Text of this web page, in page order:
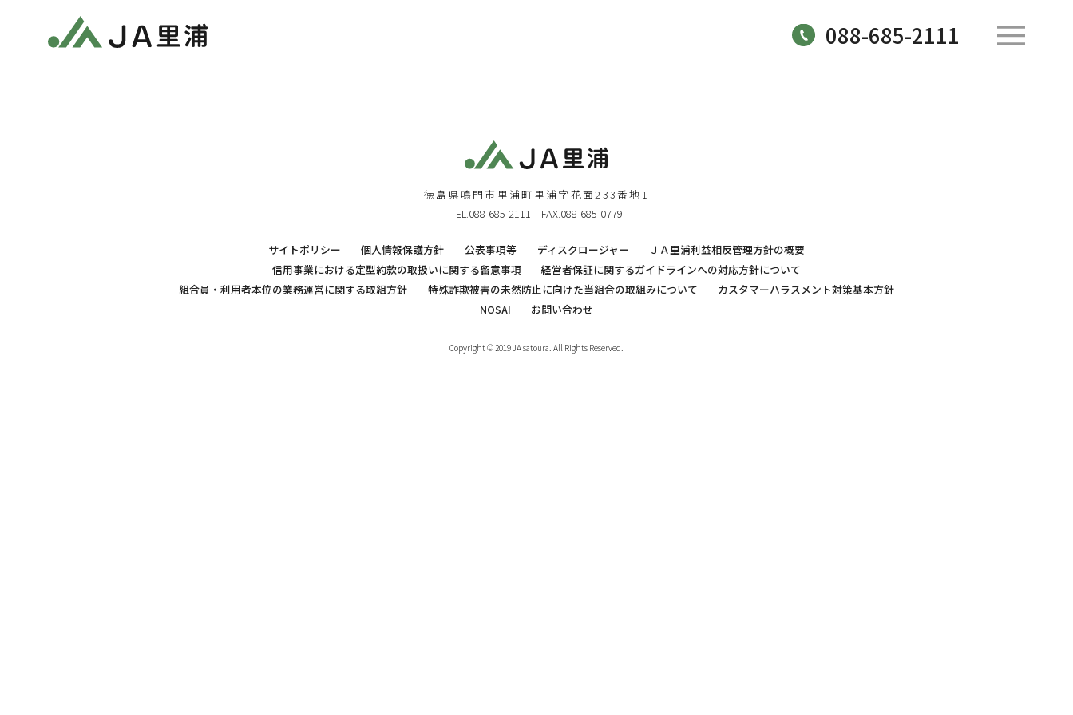
088-685-2111
徳島県鳴門市里浦町里浦字花面233番地1
TEL.088-685-2111 FAX.088-685-0779
サイトポリシー 個人情報保護方針 公表事項等 ディスクロージャー
ＪＡ里浦利益相反管理方針の概要
信用事業における定型約款の取扱いに関する留意事項
経営者保証に関するガイドラインへの対応方針について
組合員・利用者本位の業務運営に関する取組方針
特殊詐欺被害の未然防止に向けた当組合の取組みについて
カスタマーハラスメント対策基本方針
NOSAI
お問い合わせ
Copyright © 2019 JA satoura. All Rights Reserved.